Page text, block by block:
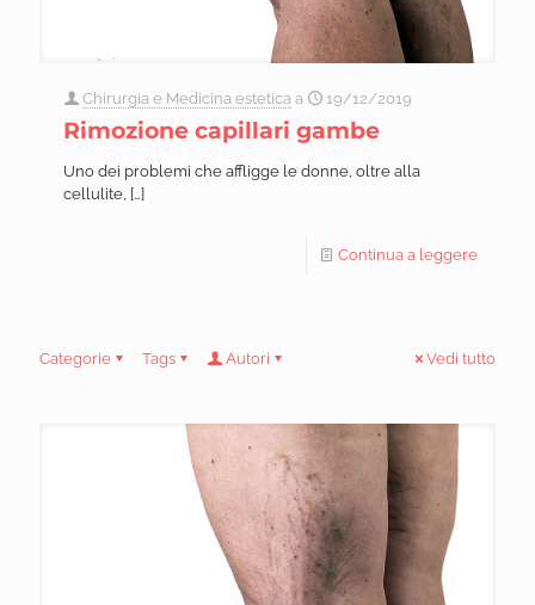
Chirurgia e Medicina estetica a 19/12/2019
Rimozione capillari gambe
Uno dei problemi che affligge le donne, oltre alla
cellulite, […]
Continua a leggere
Categorie Tags Autori Vedi tutto